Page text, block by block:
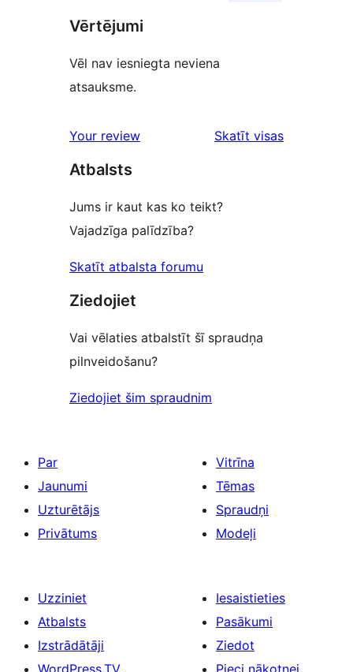
Vērtējumi
Vēl nav iesniegta neviena
atsauksme.
Your review Skatīt visasatsauksmes
Atbalsts
Jums ir kaut kas ko teikt?
Vajadzīga palīdzība?
Skatīt atbalsta forumu
Ziedojiet
Vai vēlaties atbalstīt šī spraudņa
pilnveidošanu?
Ziedojiet šim spraudnim
Par
Jaunumi
Uzturētājs
Privātums
Vitrīna
Tēmas
Spraudņi
Modeļi
Uzziniet
Atbalsts
Izstrādātāji
WordPress.TV
Iesaistieties
Pasākumi
Ziedot
Pieci nākotnei